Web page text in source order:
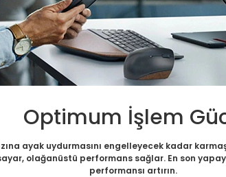
Optimum İşlem
ayak uydurmasını engelleyecek kadar
olağanüstü performans sağlar. En son
performansı artırın.